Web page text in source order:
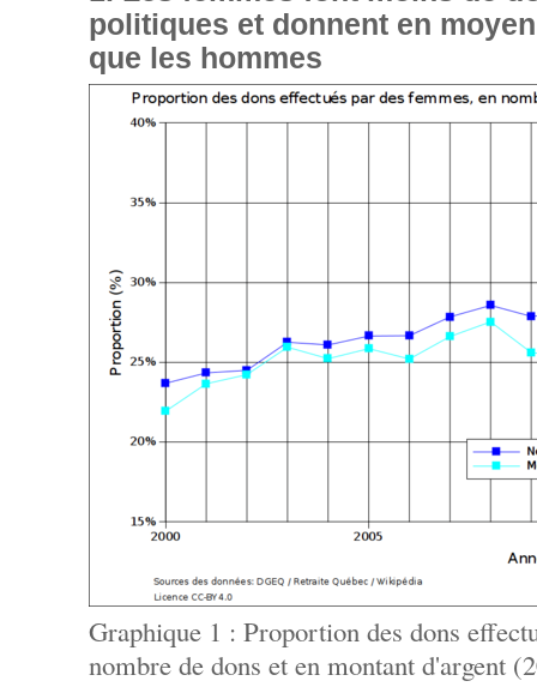
politiques et donnent en
que les hommes
Graphique 1 : Proportion des dons
nombre de dons et en montant d'argent